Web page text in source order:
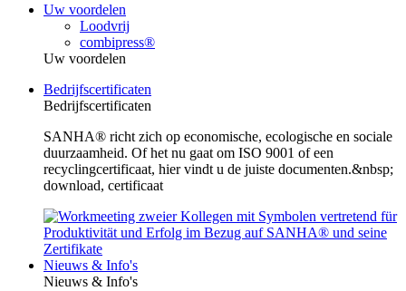
Uw voordelen
Loodvrij
combipress®
Uw voordelen
Bedrijfscertificaten
Bedrijfscertificaten
SANHA® richt zich op economische, ecologische en sociale
duurzaamheid. Of het nu gaat om ISO 9001 of een
recyclingcertificaat, hier vindt u de juiste documenten.&nbsp;
download, certificaat
Nieuws & Info's
Nieuws & Info's